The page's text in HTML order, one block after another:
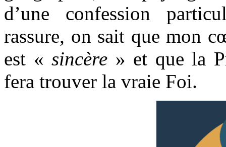
d’une confession
rassure, on sait que mon
est « sincère » et que la
fera trouver la vraie Foi.